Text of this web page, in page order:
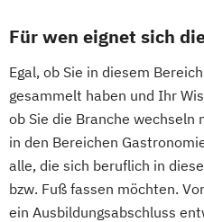
Für wen eignet sich
Egal, ob Sie in diesem
gesammelt haben und Ihr
ob Sie die Branche wechseln
in den Bereichen
alle, die sich beruflich in
bzw. Fuß fassen möchten.
ein Ausbildungsabschluss